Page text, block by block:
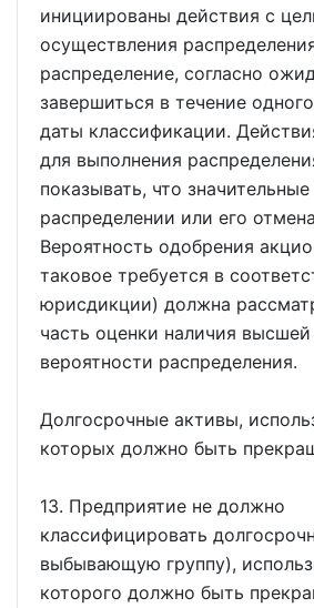
инициированы действия с
осуществления
распределение, согласно
завершиться в течение
даты классификации.
для выполнения
показывать, что
распределении или его
Вероятность одобрения
таковое требуется в
юрисдикции) должна
часть оценки наличия высшей
вероятности распределения.
Долгосрочные активы,
которых должно быть
13. Предприятие не должно
классифицировать
выбывающую группу),
которого должно быть